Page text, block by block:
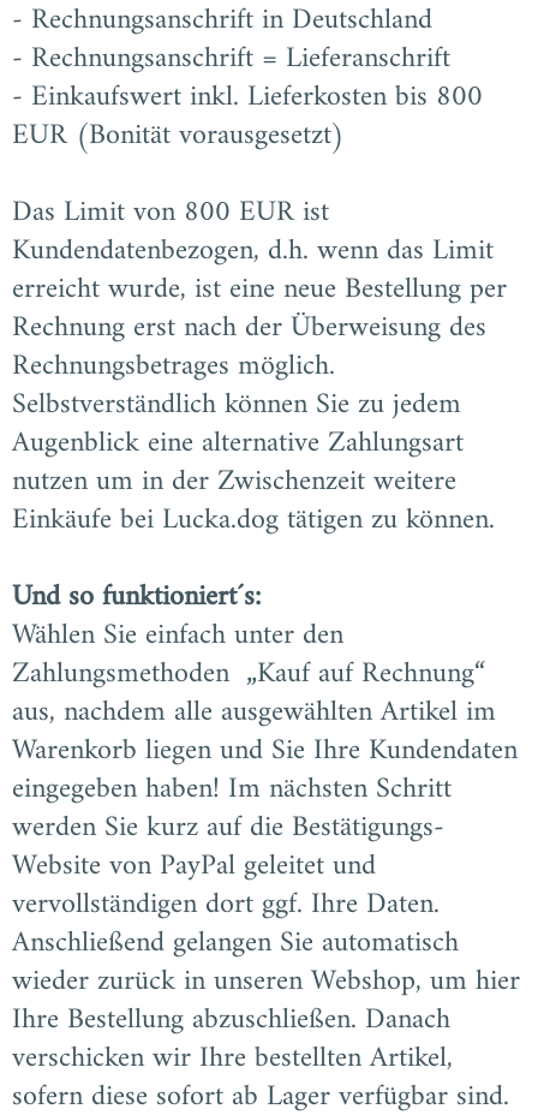
- Rechnungsanschrift in Deutschland
- Rechnungsanschrift = Lieferanschrift
- Einkaufswert inkl. Lieferkosten bis 800
EUR (Bonität vorausgesetzt)
Das Limit von 800 EUR ist
Kundendatenbezogen, d.h. wenn das Limit
erreicht wurde, ist eine neue Bestellung per
Rechnung erst nach der Überweisung des
Rechnungsbetrages möglich.
Selbstverständlich können Sie zu jedem
Augenblick eine alternative Zahlungsart
nutzen um in der Zwischenzeit weitere
Einkäufe bei Lucka.dog tätigen zu können.
Und so funktioniert´s:
Wählen Sie einfach unter den
Zahlungsmethoden „Kauf auf Rechnung“
aus, nachdem alle ausgewählten Artikel im
Warenkorb liegen und Sie Ihre Kundendaten
eingegeben haben! Im nächsten Schritt
werden Sie kurz auf die Bestätigungs-
Website von PayPal geleitet und
vervollständigen dort ggf. Ihre Daten.
Anschließend gelangen Sie automatisch
wieder zurück in unseren Webshop, um hier
Ihre Bestellung abzuschließen. Danach
verschicken wir Ihre bestellten Artikel,
sofern diese sofort ab Lager verfügbar sind.